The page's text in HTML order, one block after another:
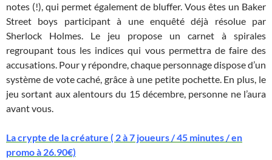
notes (!), qui permet également de bluffer. Vous êtes un Baker
Street boys participant à une enquêté déjà résolue par
Sherlock Holmes. Le jeu propose un carnet à spirales
regroupant tous les indices qui vous permettra de faire des
accusations. Pour y répondre, chaque personnage dispose d’un
système de vote caché, grâce à une petite pochette. En plus, le
jeu sortant aux alentours du 15 décembre, personne ne l’aura
avant vous.
La crypte de la créature ( 2 à 7 joueurs / 45 minutes / en
promo à 26.90€)